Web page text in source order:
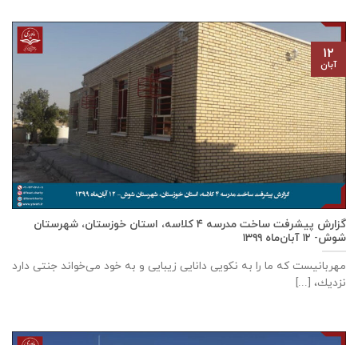
گزارش پیشرفت ساخت مدرسه ٤ كلاسه، استان خوزستان، شهرستان
شوش- ۱۲ آبان‌ماه ۱۳۹۹
مهربانيست كه ما را به نكويی دانايی زيبايی و به خود می‌خواند جنتی دارد
نزديك، [...]
۱۲
آبان